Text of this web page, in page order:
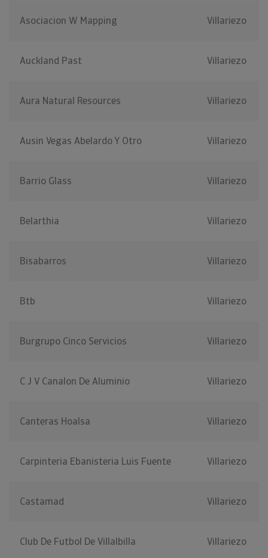
Asociacion W Mapping Villariezo
Auckland Past Villariezo
Aura Natural Resources Villariezo
Ausin Vegas Abelardo Y Otro Villariezo
Barrio Glass Villariezo
Belarthia Villariezo
Bisabarros Villariezo
Btb Villariezo
Burgrupo Cinco Servicios Villariezo
C J V Canalon De Aluminio Villariezo
Canteras Hoalsa Villariezo
Carpinteria Ebanisteria Luis Fuente Villariezo
Castamad Villariezo
Club De Futbol De Villalbilla Villariezo